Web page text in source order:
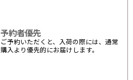
予約者優先
ご予約いただくと、入荷の際には、通常
購入より優先的にお届けします。